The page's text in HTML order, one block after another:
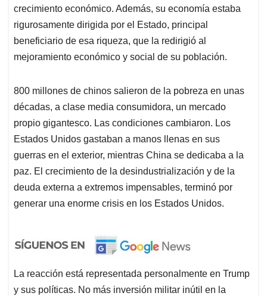
crecimiento económico. Además, su economía estaba
rigurosamente dirigida por el Estado, principal
beneficiario de esa riqueza, que la redirigió al
mejoramiento económico y social de su población.
800 millones de chinos salieron de la pobreza en unas
décadas, a clase media consumidora, un mercado
propio gigantesco. Las condiciones cambiaron. Los
Estados Unidos gastaban a manos llenas en sus
guerras en el exterior, mientras China se dedicaba a la
paz. El crecimiento de la desindustrialización y de la
deuda externa a extremos impensables, terminó por
generar una enorme crisis en los Estados Unidos.
La reacción está representada personalmente en Trump
y sus políticas. No más inversión militar inútil en la